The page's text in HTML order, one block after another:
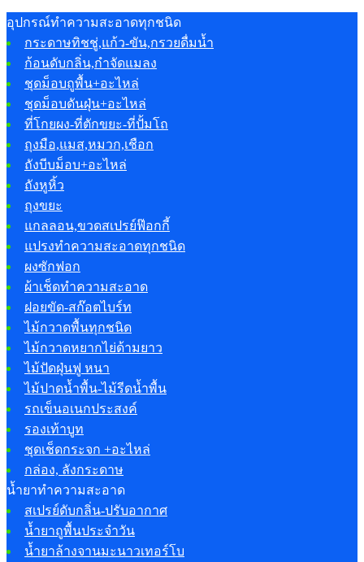
อุปกรณ์ทำความสะอาดทุกชนิด
กระดาษทิชชู่,แก้ว-ขัน,กรวยดื่มน้ำ
ก้อนดับกลิ่น,กำจัดแมลง
ชุดม็อบถูพื้น+อะไหล่
ชุดม็อบดันฝุ่น+อะไหล่
ที่โกยผง-ที่ตักขยะ-ที่ปั้มโถ
ถุงมือ,แมส,หมวก,เชือก
ถังบีบม็อบ+อะไหล่
ถังหูหิ้ว
ถุงขยะ
แกลลอน,ขวดสเปรย์ฟ๊อกกี้
แปรงทำความสะอาดทุกชนิด
ผงซักฟอก
ผ้าเช็ดทำความสะอาด
ฝอยขัด-สก๊อตไบร์ท
ไม้กวาดพื้นทุกชนิด
ไม้กวาดหยากไย่ด้ามยาว
ไม้ปัดฝุ่นฟู หนา
ไม้ปาดน้ำพื้น-ไม้รีดน้ำพื้น
รถเข็นอเนกประสงค์
รองเท้าบูท
ชุดเช็ดกระจก +อะไหล่
กล่อง, ลังกระดาษ
น้ำยาทำความสะอาด
สเปรย์ดับกลิ่น-ปรับอากาศ
น้ำยาถูพื้นประจำวัน
น้ำยาล้างจานมะนาวเทอร์โบ